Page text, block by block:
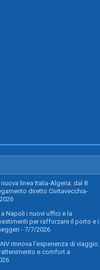
linea Italia-Algeria: dal 8
diretto Civitavecchia-
Napoli i nuovi uffici e la
per rafforzare il porto e i
- 7/7/2026
rinnova l’esperienza di viaggio:
e comfort a